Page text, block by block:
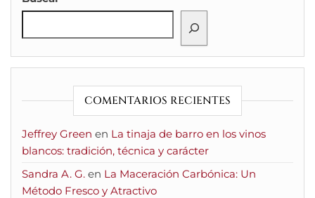
COMENTARIOS RECIENTES
Jeffrey Green en La tinaja de barro en los vinos
blancos: tradición, técnica y carácter
Sandra A. G. en La Maceración Carbónica: Un
Método Fresco y Atractivo